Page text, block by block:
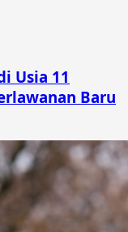
Usia 11
Baru